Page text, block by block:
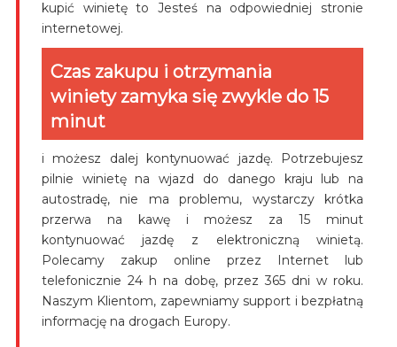
kupić winietę to Jesteś na odpowiedniej stronie
internetowej.
Czas zakupu i otrzymania
winiety zamyka się zwykle do 15
minut
i możesz dalej kontynuować jazdę. Potrzebujesz
pilnie winietę na wjazd do danego kraju lub na
autostradę, nie ma problemu, wystarczy krótka
przerwa na kawę i możesz za 15 minut
kontynuować jazdę z elektroniczną winietą.
Polecamy zakup online przez Internet lub
telefonicznie 24 h na dobę, przez 365 dni w roku.
Naszym Klientom, zapewniamy support i bezpłatną
informację na drogach Europy.